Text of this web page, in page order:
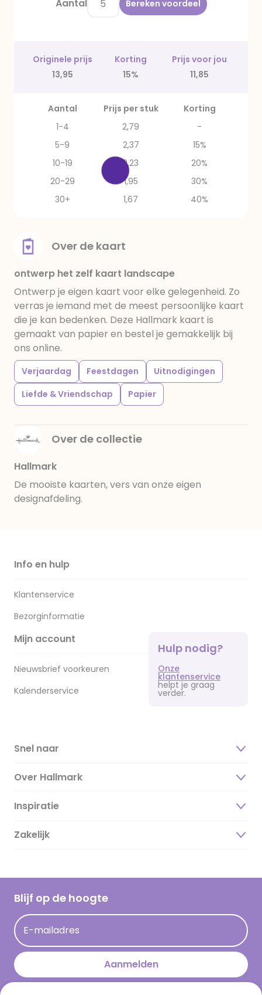
Aantal Bereken voordeel
Originele prijs Korting
Prijs voor jou
13,95
15% 11,85
Aantal Prijs per stuk
Korting
1-4
2,79
-
5-9
2,37
15%
10-19
2,23
20%
20-29
1,95
30%
30+
1,67 40%
Over de kaart
ontwerp het zelf kaart landscape
Ontwerp je eigen kaart voor elke gelegenheid. Zo
verras je iemand met de meest persoonlijke kaart
die je kan bedenken. Deze Hallmark kaart is
gemaakt van papier en bestel je gemakkelijk bij
ons online.
Verjaardag Feestdagen
Uitnodigingen
Liefde & Vriendschap
Papier
Over de collectie
Hallmark
De mooiste kaarten, vers van onze eigen
designafdeling.
Info en hulp
Klantenservice
Bezorginformatie
Mijn account
Nieuwsbrief voorkeuren
Kalenderservice
Hulp nodig?
Onze
klantenservice
helpt je graag
verder.
Snel naar
Over Hallmark
Over ons
Duurzaamheid
Hallmark Kaartclub
Acties
Persberichten
Hallmark en Kinderpostzegels
Inspiratie
Magazine
Cadeau inspiratie
Kaartinspiratie
Zakelijk
Blijf op de hoogte
E-mailadres
Aanmelden